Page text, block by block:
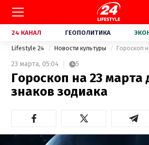
24 КАНАЛ ГЕОПОЛИТИКА
Lifestyle 24 Новости культуры
23 марта, 05:04 5
Гороскоп на 23 марта
знаков зодиака